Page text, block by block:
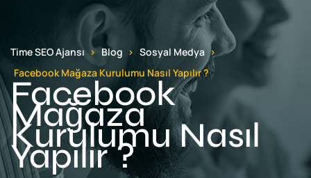
Time SEO Ajansı Blog
Sosyal Medya
Facebook Mağaza Kurulumu Nasıl Yapılır ?
Facebook
Mağaza
Kurulumu Nasıl
Yapılır ?